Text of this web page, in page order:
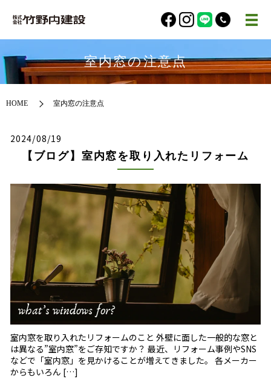
室内窓の注意点
HOME 室内窓の注意点
2024/08/19
【ブログ】室内窓を取り入れたリフォーム
室内窓を取り入れたリフォームのこと 外壁に面した一般的な窓と
は異なる”室内窓”をご存知ですか？ 最近、リフォーム事例やSNS
などで「室内窓」を見かけることが増えてきました。 各メーカー
からもいろん […]